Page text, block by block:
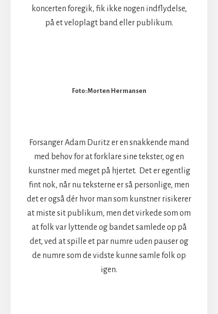
koncerten foregik, fik ikke nogen indflydelse,
på et veloplagt band eller publikum.
Foto: Morten Hermansen
Forsanger Adam Duritz er en snakkende mand
med behov for at forklare sine tekster, og en
kunstner med meget på hjertet. Det er egentlig
fint nok, når nu teksterne er så personlige, men
det er også dér hvor man som kunstner risikerer
at miste sit publikum, men det virkede som om
at folk var lyttende og bandet samlede op på
det, ved at spille et par numre uden pauser og
de numre som de vidste kunne samle folk op
igen.